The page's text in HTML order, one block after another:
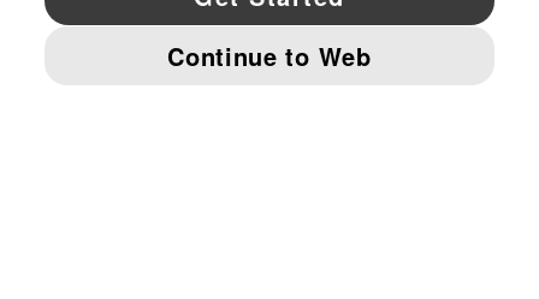
IMPRINT AND LEGAL DATA